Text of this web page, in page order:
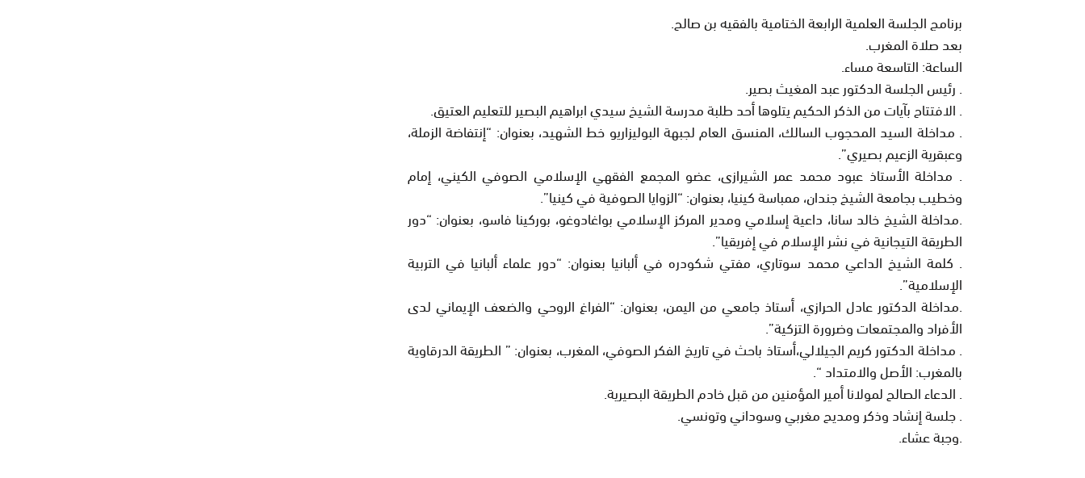
برنامج الجلسة العلمية الرابعة الختامية بالفقيه بن صالح.
بعد صلاة المغرب.
الساعة: التاسعة مساء.
. رئيس الجلسة الدكتور عبد المغيث بصير.
. الافتتاح بآيات من الذكر الحكيم يتلوها أحد طلبة مدرسة الشيخ سيدي ابراهيم البصير للتعليم العتيق.
. مداخلة السيد المحجوب السالك، المنسق العام لجبهة البوليزاريو خط الشهيد، بعنوان: “إنتفاضة الزملة،
وعبقرية الزعيم بصيري”.
. مداخلة الأستاذ عبود محمد عمر الشيرازى، عضو المجمع الفقهي الإسلامي الصوفي الكيني، إمام
وخطيب بجامعة الشيخ جندان، ممباسة كينيا، بعنوان:“الزوايا الصوفية في كينيا”.
.مداخلة الشيخ خالد سانا، داعية إسلامي ومدير المركز الإسلامي بواغادوغو، بوركينا فاسو، بعنوان: “دور
الطريقة التيجانية في نشر الإسلام في إفريقيا”.
. كلمة الشيخ الداعي محمد سوتاري، مفتي شكودره في ألبانيا بعنوان: “دور علماء ألبانيا في التربية
الإسلامية”.
.مداخلة الدكتور عادل الحرازي، أستاذ جامعي من اليمن، بعنوان: “الفراغ الروحي والضعف الإيماني لدى
الأفراد والمجتمعات وضرورة التزكية”.
. مداخلة الدكتور كريم الجيلالي،أستاذ باحث في تاريخ الفكر الصوفي، المغرب، بعنوان:” الطريقة الدرقاوية
بالمغرب: الأصل والامتداد “.
. الدعاء الصالح لمولانا أمير المؤمنين من قبل خادم الطريقة البصيرية.
.جلسة إنشاد وذكر ومديح مغربي وسوداني وتونسي.
.وجبة عشاء.